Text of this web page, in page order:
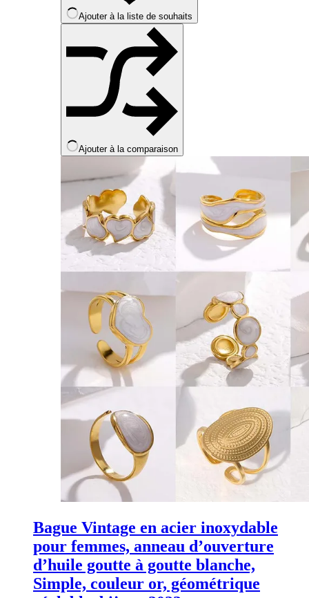
page
du
produit
Ajouter à la liste de souhaits
Ajouter à la comparaison
Bague Vintage en acier inoxydable
pour femmes, anneau d’ouverture
d’huile goutte à goutte blanche,
Simple, couleur or, géométrique